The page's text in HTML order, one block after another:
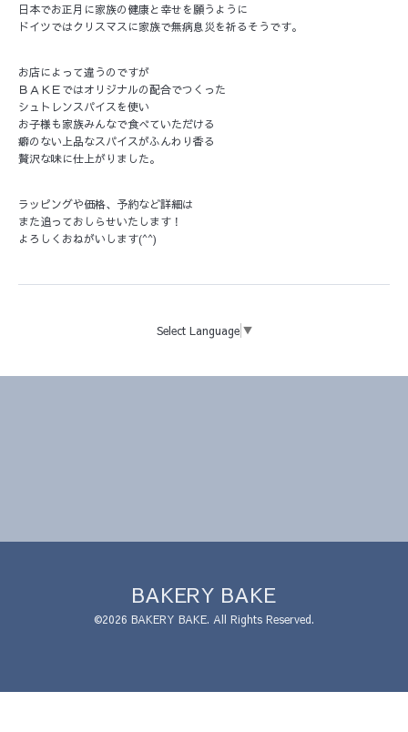
日本でお正月に家族の健康と幸せを願うように
ドイツではクリスマスに家族で無病息災を祈るそうです。
お店によって違うのですが
ＢＡＫＥではオリジナルの配合でつくった
シュトレンスパイスを使い
お子様も家族みんなで食べていただける
癖のない上品なスパイスがふんわり香る
贅沢な味に仕上がりました。
ラッピングや価格、予約など詳細は
また追っておしらせいたします！
よろしくおねがいします(^^)
Select Language ▼
BAKERY BAKE
©2026 BAKERY BAKE. All Rights Reserved.